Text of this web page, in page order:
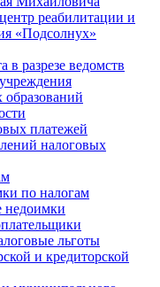
реабилитации и
«Подсолнух»
разрезе ведомств
платежей
налоговых
по налогам
недоимки
льготы
и кредиторской